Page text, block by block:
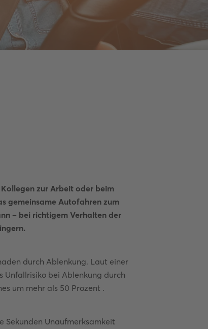
zur Arbeit oder beim
gemeinsame Autofahren zum
– bei richtigem Verhalten der
durch Ablenkung. Laut einer
Unfallrisiko bei Ablenkung durch
um mehr als 50 Prozent .
Sekunden Unaufmerksamkeit